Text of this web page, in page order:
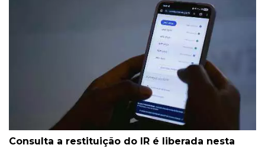
Consulta a restituição do IR é liberada nesta